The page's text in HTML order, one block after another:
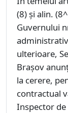
(8) și alin.
Guvernului
ulterioare,
Braşov
la cerere,
contractual
Inspector